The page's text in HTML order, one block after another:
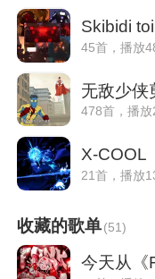
45首，播放
无敌少侠
478首，播
X-COOL
21首，播放
收藏的歌单(51)